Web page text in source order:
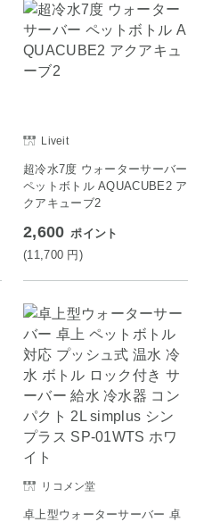
Liveit
超冷水7度 ウォーターサーバー
ペットボトル AQUACUBE2 ア
クアキューブ2
2,600 ポイント
(11,700 円)
リコメン堂
卓上型ウォーターサーバー 卓